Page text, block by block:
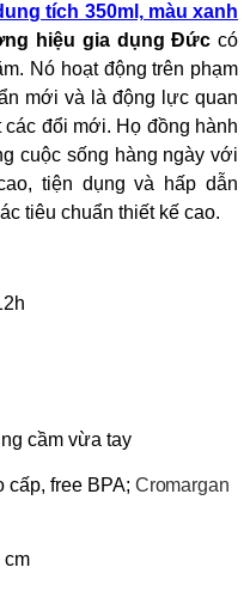
tích 350ml, màu xanh
hiệu gia dụng Đức có
Nó hoạt động trên phạm
mới và là động lực quan
đổi mới. Họ đồng hành
cuộc sống hàng ngày với
tiện dụng và hấp dẫn
tiêu chuẩn thiết kế cao.
cầm vừa tay
cấp, free BPA; Cromargan
cm